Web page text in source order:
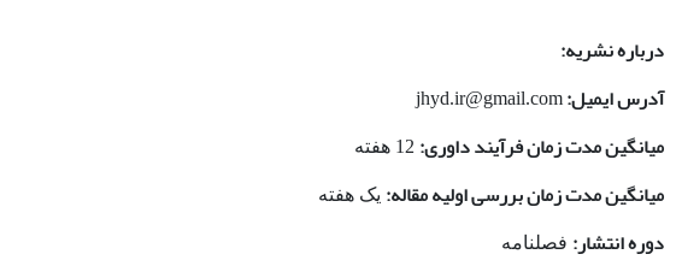
درباره نشریه:
آدرس ایمیل: jhyd.ir@gmail.com
میانگین مدت زمان فرآیند داوری:
میانگین مدت زمان بررسی اولیه مقاله: یک هفته
دوره انتشار: فصلنامه